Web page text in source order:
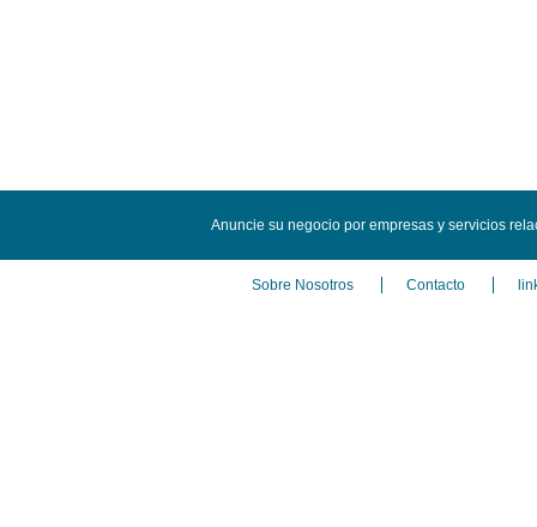
Anuncie su negocio por empresas y servicios
Sobre Nosotros Contacto